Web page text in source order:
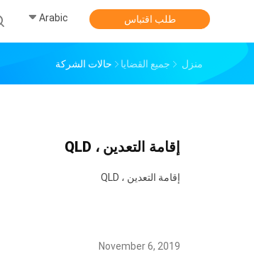
Arabic طلب اقتباس
منزل جميع القضايا حالات الشركة
إقامة التعدين ، QLD
إقامة التعدين ، QLD
November 6, 2019